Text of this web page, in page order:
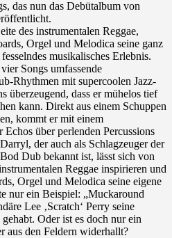
das nun das Debütalbum von
des instrumentalen Reggae,
Orgel und Melodica seine ganz
musikalisches Erlebnis.
Songs umfassende
Rhythmen mit supercoolen Jazz-
überzeugend, dass er mühelos tief
kann. Direkt aus einem Schuppen
kommt er mit einem
über perlenden Percussions
der auch als Schlagzeuger der
Dub bekannt ist, lässt sich von
Reggae inspirieren und
Orgel und Melodica seine eigene
nur ein Beispiel: „Muckaround
Lee ‚Scratch‘ Perry seine
Oder ist es doch nur ein
aus den Feldern widerhallt?